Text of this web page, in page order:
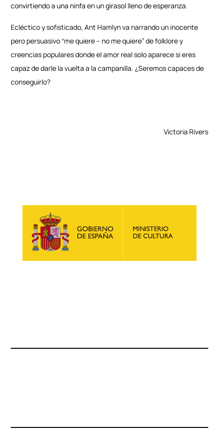
convirtiendo a una ninfa en un girasol lleno de esperanza.
Ecléctico y sofisticado, Ant Hamlyn va narrando un inocente
pero persuasivo “me quiere – no me quiere” de folklore y
creencias populares donde el amor real solo aparece si eres
capaz de darle la vuelta a la campanilla. ¿Seremos capaces de
conseguirlo?
Victoria Rivers